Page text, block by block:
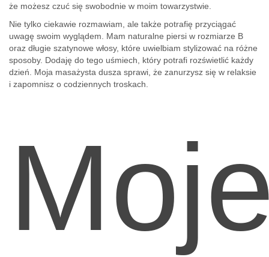
że możesz czuć się swobodnie w moim towarzystwie.
Nie tylko ciekawie rozmawiam, ale także potrafię przyciągać
uwagę swoim wyglądem. Mam naturalne piersi w rozmiarze B
oraz długie szatynowe włosy, które uwielbiam stylizować na różne
sposoby. Dodaję do tego uśmiech, który potrafi rozświetlić każdy
dzień. Moja masażysta dusza sprawi, że zanurzysz się w relaksie
i zapomnisz o codziennych troskach.